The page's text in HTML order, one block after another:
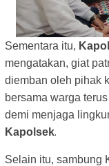
Sementara itu,
mengatakan, giat
diemban oleh pihak
bersama warga
demi menjaga
Kapolsek.
Selain itu, sambung